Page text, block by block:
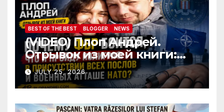
BEST OF THE BEST BLOGGER NEWS
(VIDEO) Плоп Андрей.
Отрывок из моей книги:
Почему ФБР боится, что я
пройду полиграф в
присутствии всех послов и
военных атташе НАТО?
JULY 25, 2026